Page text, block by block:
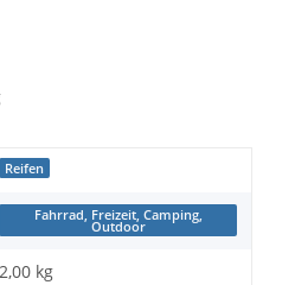
Reifen
Fahrrad, Freizeit, Camping,
Outdoor
2,00 kg